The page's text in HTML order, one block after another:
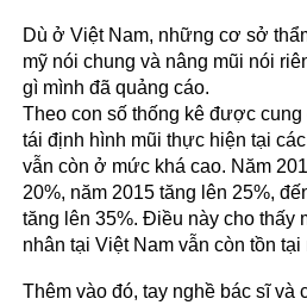
Dù ở Việt Nam, những cơ sở
mỹ nói chung và nâng mũi nói
gì mình đã quảng cáo.
Theo con số thống kê được
tái định hình mũi thực hiện tại
vẫn còn ở mức khá cao. Năm
20%, năm 2015 tăng lên 25%,
tăng lên 35%. Điều này cho thấy
nhân tại Việt Nam vẫn còn tồn
Thêm vào đó, tay nghề bác sĩ